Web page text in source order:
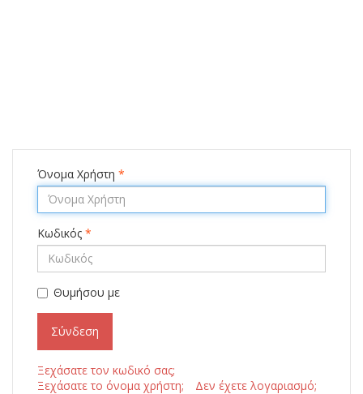
Όνομα Χρήστη *
Κωδικός *
Θυμήσου με
Σύνδεση
Ξεχάσατε τον κωδικό σας;
Ξεχάσατε το όνομα χρήστη;
Δεν έχετε λογαριασμό;